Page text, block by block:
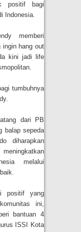
positif bagi
Indonesia.
memberi
ingin hang out
kini jadi life
tumbuhnya
dari PB
balap sepeda
diharapkan
melalui
positif yang
ini,
bantuan 4
ISSI Kota